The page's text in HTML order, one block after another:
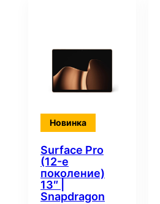
Новинка
Surface Pro
(12-е
поколение)
13″ |
Snapdragon